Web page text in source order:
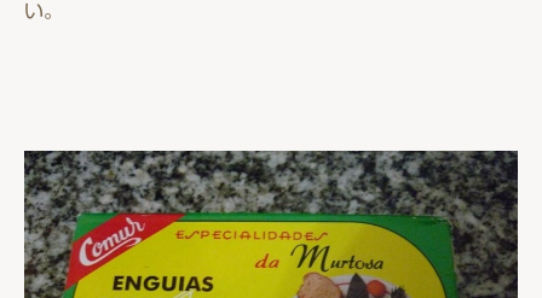
い。